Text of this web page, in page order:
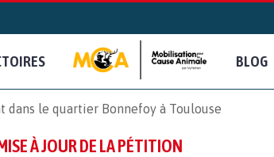
BLOG
dans le quartier Bonnefoy à Toulouse
À JOUR DE LA PÉTITION